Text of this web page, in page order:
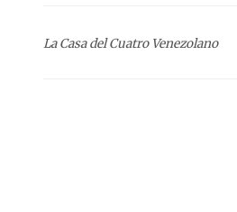
La Casa del Cuatro Venezolano